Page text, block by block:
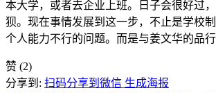
本大学，或者去企业上班。日子会很好过
狈。现在事情发展到这一步，不止是学校
个人能力不行的问题。而是与姜文华的品行
赞 (2)
分享到: 扫码分享到微信 生成海报